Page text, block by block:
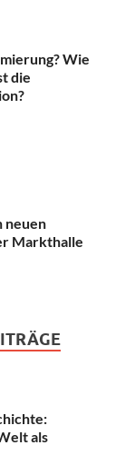
Wie
die
neuen
Markthalle
als